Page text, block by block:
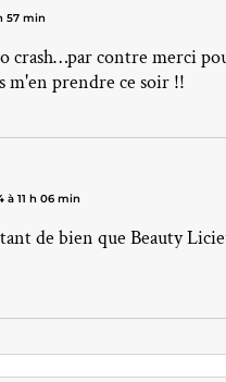
57 min
crash…par contre merci
m'en prendre ce soir !!
à 11 h 06 min
de bien que Beauty